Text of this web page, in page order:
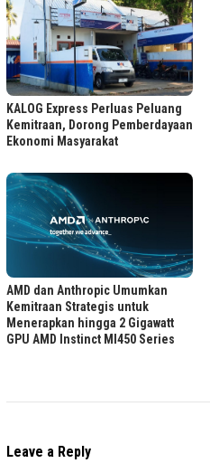
KALOG Express Perluas Peluang
Kemitraan, Dorong Pemberdayaan
Ekonomi Masyarakat
AMD dan Anthropic Umumkan
Kemitraan Strategis untuk
Menerapkan hingga 2 Gigawatt
GPU AMD Instinct MI450 Series
Leave a Reply